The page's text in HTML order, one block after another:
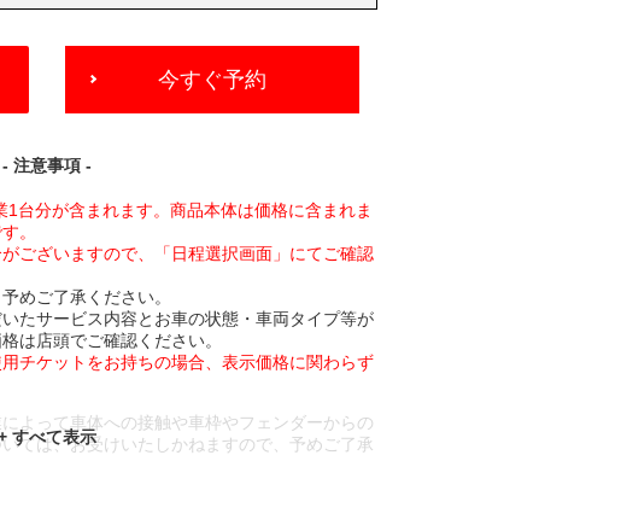
今すぐ予約
- 注意事項 -
台分が含まれます。商品本体は価格に含まれま
。
ございますので、「日程選択画面」にてご確認
めご了承ください。
たサービス内容とお車の状態・車両タイプ等が
は店頭でご確認ください。
チケットをお持ちの場合、表示価格に関わらず
よって車体への接触や車枠やフェンダーからの
ては、お受けいたしかねますので、予めご了承